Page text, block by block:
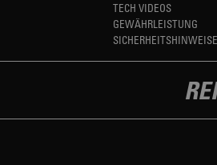
TECH VIDEOS
GEWÄHRLEISTUNG
SICHERHEITSHINWEISE